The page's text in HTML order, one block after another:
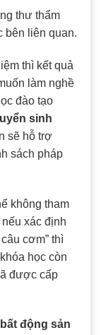
thư thẩm
bên liên quan.
thì kết quả
làm nghề
đào tạo
sinh
sẽ hỗ trợ
sách pháp
không tham
xác định
cơm” thì
học còn
được cấp
động sản